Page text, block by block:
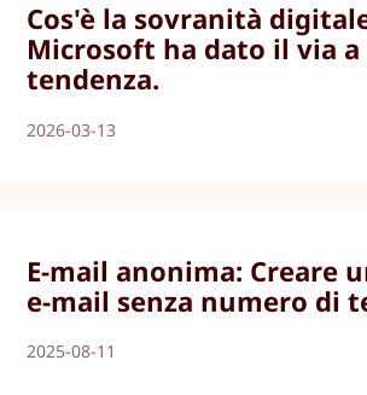
Cos'è la sovranità
Microsoft ha dato il via a
tendenza.
2026-03-13
E-mail anonima: Creare
e-mail senza numero di
2025-08-11